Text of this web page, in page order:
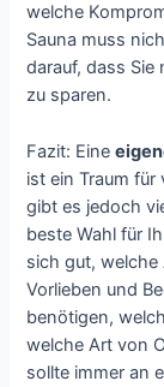
welche
Sauna muss
darauf, dass Sie
zu sparen.
Fazit: Eine
ist ein Traum für
gibt es jedoch
beste Wahl für
sich gut, welche
Vorlieben und
benötigen,
welche Art von
sollte immer an